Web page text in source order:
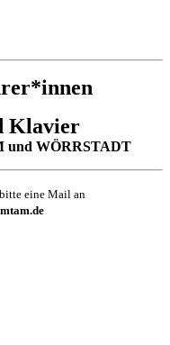
Klavier
WÖRRSTADT
eine Mail an